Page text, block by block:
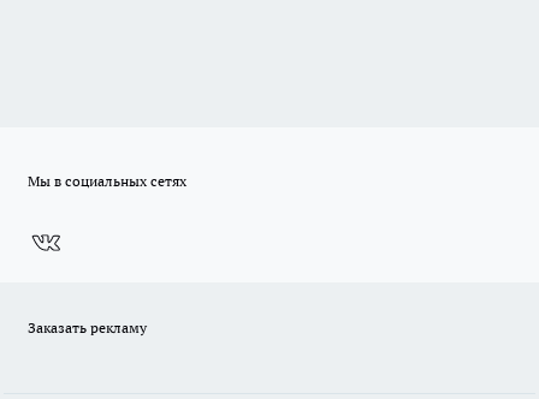
Мы в социальных сетях
Заказать рекламу